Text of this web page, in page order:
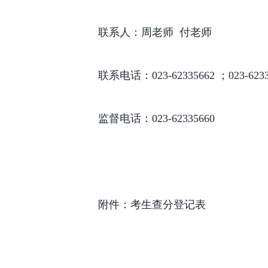
联系人：周老师 付老师
联系电话：023-62335662 ；023-
监督电话：023-62335660
附件：考生查分登记表